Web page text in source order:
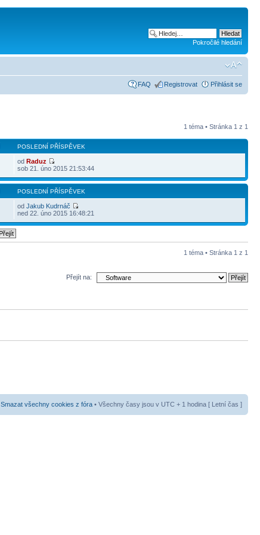
Pokročilé hledání
FAQ Registrovat Přihlásit se
1 téma • Stránka 1 z 1
POSLEDNÍ PŘÍSPĚVEK
odRaduz
sob 21. úno 2015 21:53:44
POSLEDNÍ PŘÍSPĚVEK
odJakub Kudrnáč
ned 22. úno 2015 16:48:21
1 téma • Stránka 1 z 1
Přejít na:
Smazat všechny cookies z fóra • Všechny časy jsou v UTC + 1 hodina [ Letní čas ]